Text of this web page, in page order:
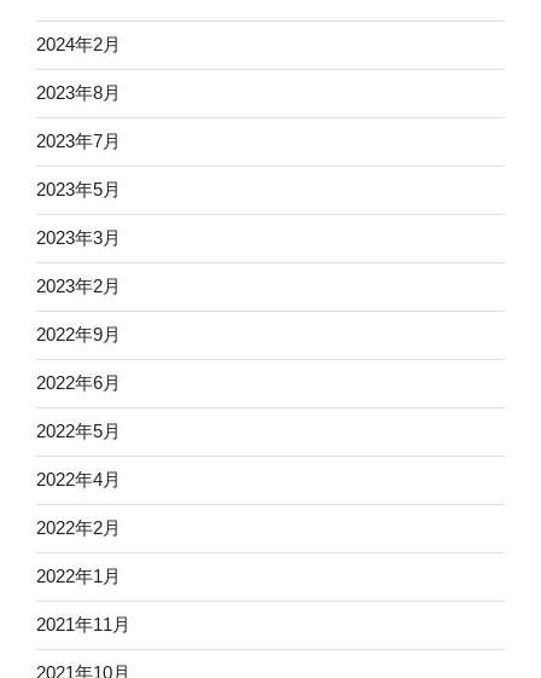
2024年2月
2023年8月
2023年7月
2023年5月
2023年3月
2023年2月
2022年9月
2022年6月
2022年5月
2022年4月
2022年2月
2022年1月
2021年11月
2021年10月